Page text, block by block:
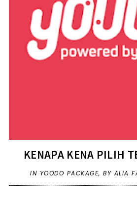
KENAPA KENA PILIH
IN YOODO PACKAGE,BY ALIA